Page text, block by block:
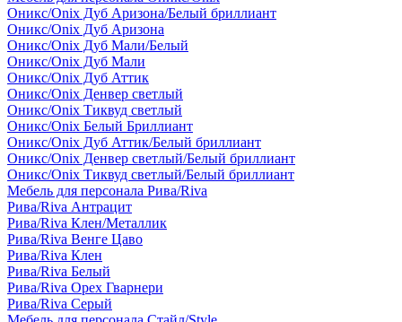
Оникс/Onix Дуб Аризона/Белый бриллиант
Оникс/Onix Дуб Аризона
Оникс/Onix Дуб Мали/Белый
Оникс/Onix Дуб Мали
Оникс/Onix Дуб Аттик
Оникс/Onix Денвер светлый
Оникс/Onix Тиквуд светлый
Оникс/Onix Белый Бриллиант
Оникс/Onix Дуб Аттик/Белый бриллиант
Оникс/Onix Денвер светлый/Белый бриллиант
Оникс/Onix Тиквуд светлый/Белый бриллиант
Мебель для персонала Рива/Riva
Рива/Riva Антрацит
Рива/Riva Клен/Металлик
Рива/Riva Венге Цаво
Рива/Riva Клен
Рива/Riva Белый
Рива/Riva Орех Гварнери
Рива/Riva Серый